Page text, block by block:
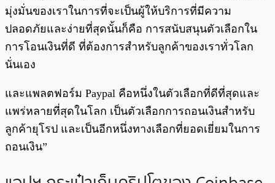
มุ่งมั่นของเราในการที่จะเป็นผู้ให้บริการที่มีความ
ปลอดภัยและง่ายที่สุดนั้นก็คือ การสนับสนุนตัวเลือกใน
การโอนเงินที่ดี ที่ต้องการสำหรับลูกค้าของเราทั่วโลก
นั่นเอง
และแพลตฟอร์ม Paypal คือหนึ่งในตัวเลือกที่ดีที่สุดและ
แพร่หลายที่สุดในโลก เป็นตัวเลือกการถอนเงินสำหรับ
ลูกค้ายุโรป และเป็นอีกหนึ่งทางเลือกที่ยอดเยี่ยมในการ
ถอนเงิน”